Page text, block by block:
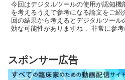
今回はデジタルツールの使用が認知
を考えるうえで参考になる論文をご
回の結果から考えるとデジタルツー
効な可能性がありますね． 非常に参考
スポンサー広告